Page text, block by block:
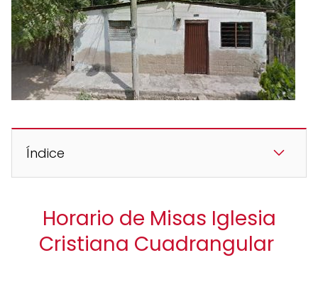
Índice
Horario de Misas Iglesia
Cristiana Cuadrangular